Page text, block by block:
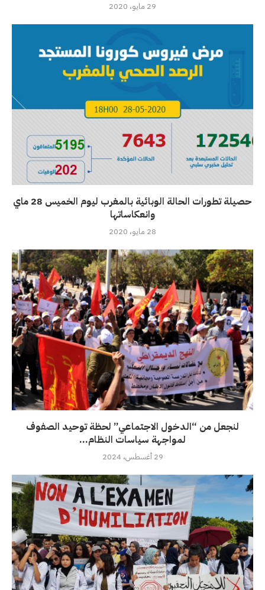
29 مايو، 2020
حصيلة تطورات الحالة الوبائية بالمغرب ليوم الخميس 28 ماي
وانعكاساتها
28 مايو، 2020
لنجعل من “الدخول الاجتماعي” لحظة توحيد الصفوف
لمواجهة سياسات النظام...
29 أغسطس، 2024